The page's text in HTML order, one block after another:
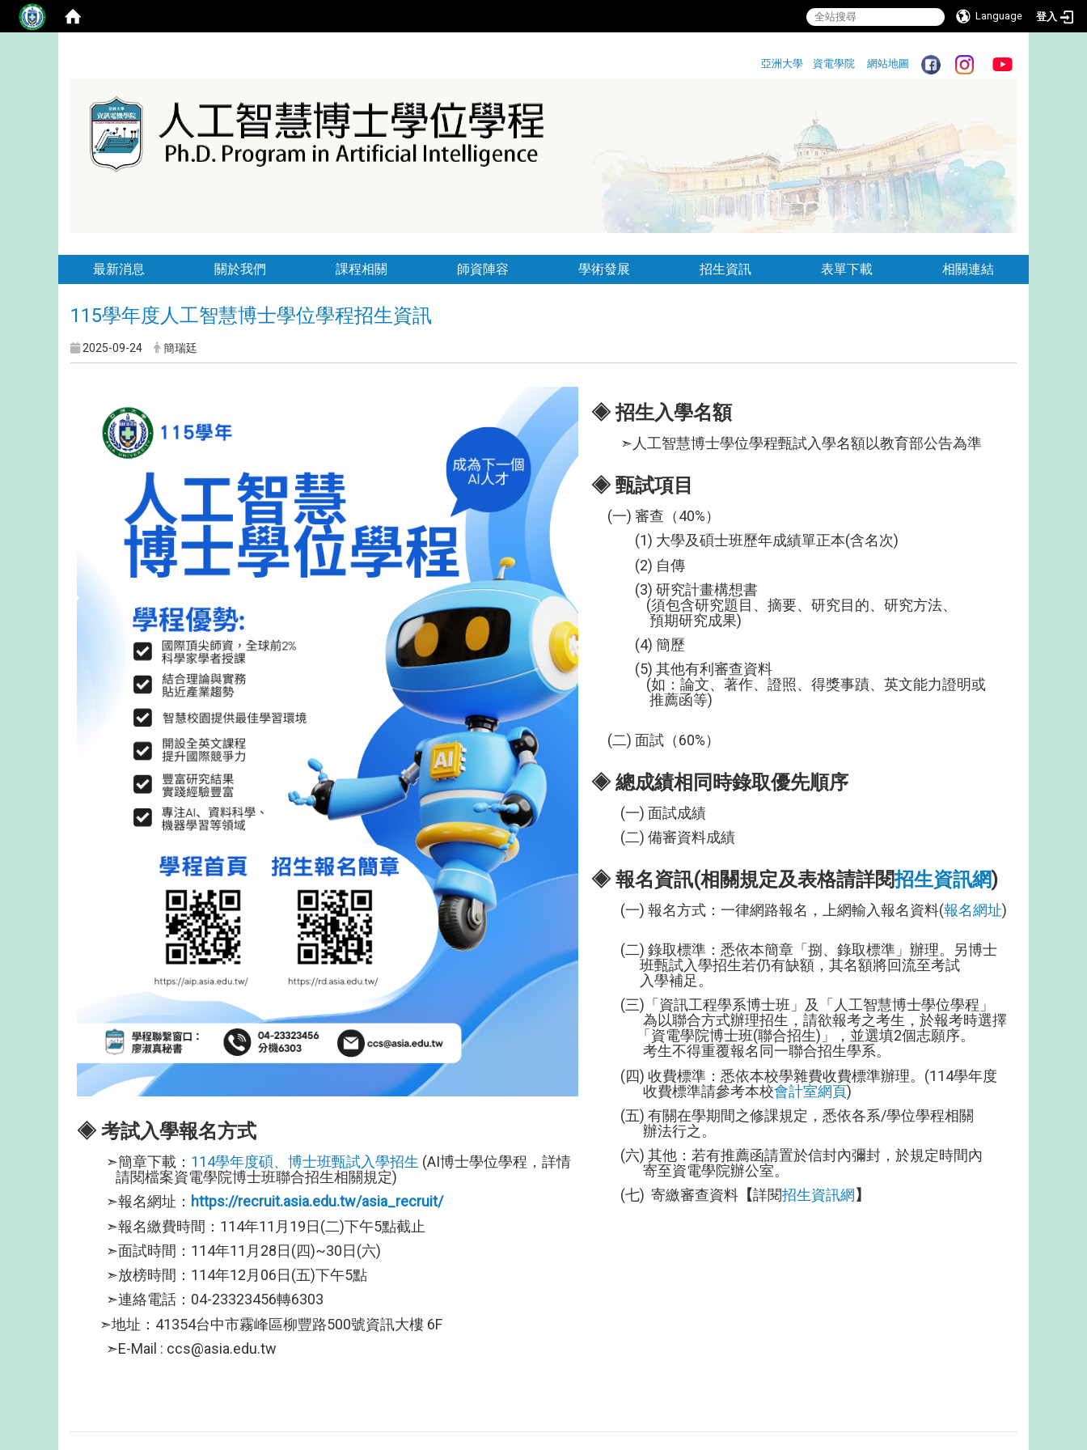
Language 登入
亞洲大學
資電學院 網站地圖
最新消息 關於我們 課程相關 師資陣容 學術發展 招生資訊 表單下載 相關連結
115學年度人工智慧博士學位學程招生資訊
2025-09-24 簡瑞廷
◈ 考試入學報名方式
➣簡章下載： 114學年度碩、博士班甄試入學招生 (AI博士學位學程，詳情
請閱檔案資電學院博士班聯合招生相關規定)
➣報名網址： https://recruit.asia.edu.tw/asia_recruit/
➣報名繳費時間：114年11月19日(二)下午5點截止
➣面試時間：114年11月28日(四)~30日(六)
➣放榜時間：114年12月06日(五)下午5點
➣連絡電話：04-23323456轉6303
➣地址：41354台中市霧峰區柳豐路500號資訊大樓 6F
➣E-Mail : ccs@asia.edu.tw
◈ 招生入學名額
➣人工智慧博士學位學程甄試入學名額以教育部公告為準
◈ 甄試項目
(一) 審查（40%）
(1) 大學及碩士班歷年成績單正本(含名次)
(2) 自傳
(3) 研究計畫構想書
(須包含研究題目、摘要、研究目的、研究方法、
預期研究成果)
(4) 簡歷
(5) 其他有利審查資料
(如：論文、著作、證照、得獎事蹟、英文能力證明或
推薦函等)
(二) 面試（60%）
◈ 總成績相同時錄取優先順序
(一) 面試成績
(二) 備審資料成績
◈ 報名資訊(相關規定及表格請詳閱招生資訊網)
(一) 報名方式：一律網路報名，上網輸入報名資料(報名網址)
(二) 錄取標準：悉依本簡章「捌、錄取標準」辦理。另博士
班甄試入學招生若仍有缺額，其名額將回流至考試
入學補足。
(三)「資訊工程學系博士班」及「人工智慧博士學位學程」
為以聯合方式辦理招生，請欲報考之考生，於報考時選擇
「資電學院博士班(聯合招生)」，並選填2個志願序。
考生不得重覆報名同一聯合招生學系。
(四) 收費標準：悉依本校學雜費收費標準辦理。(114學年度
收費標準請參考本校會計室網頁)
(五) 有關在學期間之修課規定，悉依各系/學位學程相關
辦法行之。
(六) 其他：若有推薦函請置於信封內彌封，於規定時間內
寄至資電學院辦公室。
(七) 寄繳審查資料 【詳閱招生資訊網】